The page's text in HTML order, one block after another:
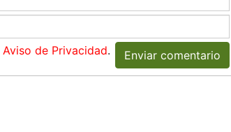
Aviso de Privacidad. Enviar comentario